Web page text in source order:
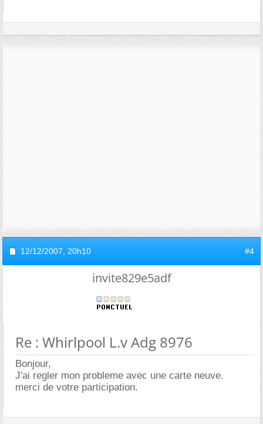
12/12/2007, 20h10 #4
invite829e5adf
Re : Whirlpool L.v Adg 8976
Bonjour,
J'ai regler mon probleme avec une carte neuve.
merci de votre participation.